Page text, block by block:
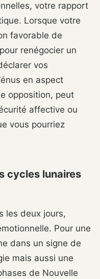
votre rapport
Lorsque votre
favorable de
renégocier un
vos
en aspect
opposition, peut
affective ou
vous pourriez
cycles lunaires
les deux jours,
Pour une
dans un signe de
mais aussi une
de Nouvelle